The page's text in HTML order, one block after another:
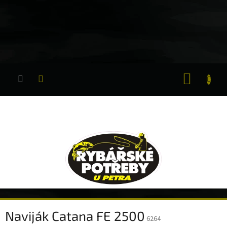
Naviják Catana FE 2500 6264